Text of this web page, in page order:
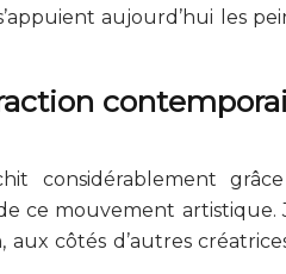
aujourd’hui les
considérablement
ce mouvement
côtés d’autres